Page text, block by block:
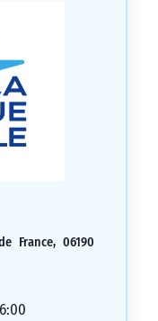
France, 06190